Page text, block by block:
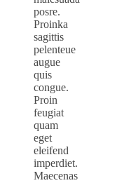
posre.
Proinka
sagittis
pelenteue
augue
quis
congue.
Proin
feugiat
quam
eget
eleifend
imperdiet.
Maecenas